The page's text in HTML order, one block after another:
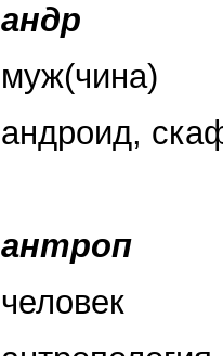
андр
муж(чина)
андроид,
антроп
человек